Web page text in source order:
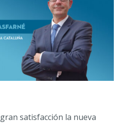
satisfacción la nueva